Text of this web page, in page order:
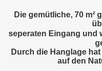
Die gemütliche, 70 m²
seperaten Eingang und
Durch die Hanglage
auf den